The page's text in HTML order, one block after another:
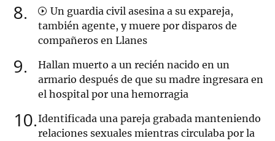
8
Un guardia civil asesina a su expareja,
también agente, y muere por disparos de
compañeros en Llanes
9
Hallan muerto a un recién nacido en un
armario después de que su madre ingresara en
el hospital por una hemorragia
10 Identificada una pareja grabada manteniendo
relaciones sexuales mientras circulaba por la